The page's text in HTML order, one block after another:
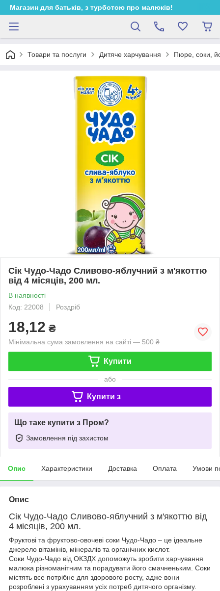
Магазин для батьків, з турботою про малюків!
Товари та послуги Дитяче харчування Пюре, соки,
Сік Чудо-Чадо Сливово-яблучний з м'якоттю
від 4 місяців, 200 мл.
В наявності
Код: 22008
Роздріб
18,12 ₴
Мінімальна сума замовлення на сайті — 500 ₴
Купити
або
Купити з
Що таке купити з Пром?
Замовлення під захистом
Опис Характеристики Доставка Оплата Умови
Опис
Сік Чудо-Чадо Сливово-яблучний з м'якоттю від
4 місяців, 200 мл.
Фруктові та фруктово-овочеві соки Чудо-Чадо – це ідеальне
джерело вітамінів, мінералів та органічних кислот.
Соки Чудо-Чадо від ОКЗДХ допоможуть зробити харчування
малюка різноманітним та порадувати його смачненьким. Соки
містять все потрібне для здорового росту, адже вони
розроблені з урахуванням усіх потреб дитячого організму.